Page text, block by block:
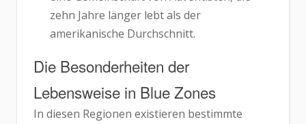
zehn Jahre länger lebt als der
amerikanische Durchschnitt.
Die Besonderheiten der
Lebensweise in Blue Zones
In diesen Regionen existieren bestimmte